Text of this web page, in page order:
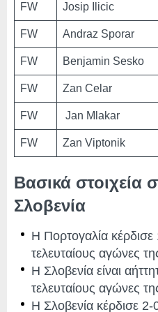
FW Josip Ilicic
FW Andraz Sporar
FW Benjamin Sesko
FW Zan Celar
FW Jan Mlakar
FW Zan Viptonik
Βασικά στοιχεία
Σλοβενία
Η Πορτογαλία
τελευταίους αγώνες
Η Σλοβενία ​​είναι
τελευταίους αγώνες
Η Σλοβενία ​​κέρδισε